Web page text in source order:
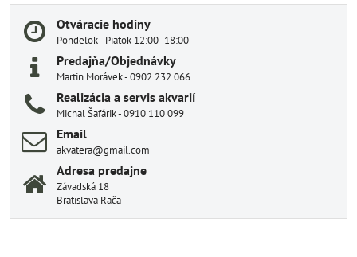
Otváracie hodiny
Pondelok - Piatok 12:00 -18:00
Predajňa/Objednávky
Martin Morávek - 0902 232 066
Realizácia a servis akvarií
Michal Šafárik - 0910 110 099
Email
akvatera@gmail.com
Adresa predajne
Závadská 18
Bratislava Rača